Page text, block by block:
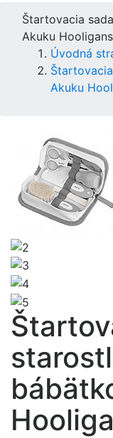
Štartovacia
Akuku Hooligans
Úvodná
Akuku